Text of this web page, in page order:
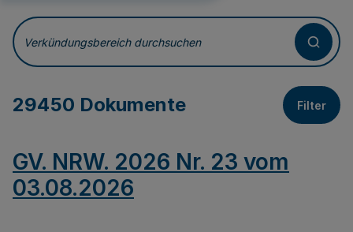
Verkündungsbereich
Verkündungsbereich durchsuchen
29450 Dokumente Filter
GV. NRW. 2026 Nr. 23 vom
03.08.2026